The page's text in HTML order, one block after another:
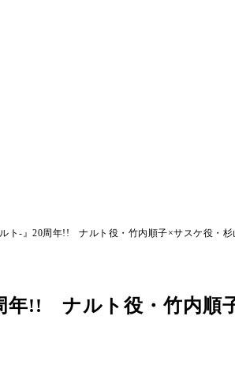
ト-』20周年!! ナルト役・竹内順子×サスケ役・杉
年!! ナルト役・竹内順